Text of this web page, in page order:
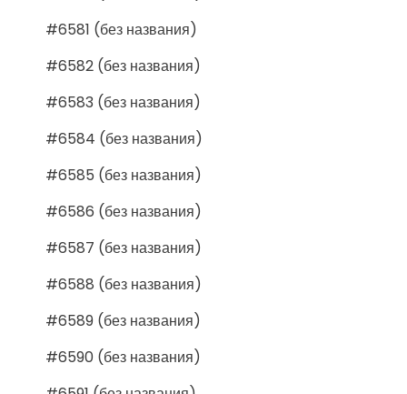
#6581 (без названия)
#6582 (без названия)
#6583 (без названия)
#6584 (без названия)
#6585 (без названия)
#6586 (без названия)
#6587 (без названия)
#6588 (без названия)
#6589 (без названия)
#6590 (без названия)